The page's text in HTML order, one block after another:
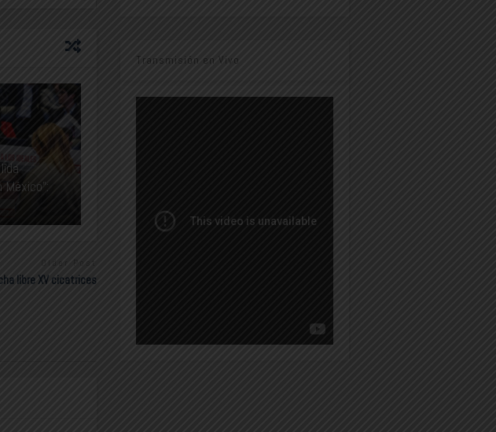
libre XV cicatrices
Transmisión en Vivo